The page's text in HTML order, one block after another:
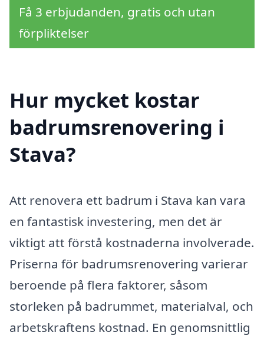
Få 3 erbjudanden, gratis och utan
förpliktelser
Hur mycket kostar
badrumsrenovering i
Stava?
Att renovera ett badrum i Stava kan vara
en fantastisk investering, men det är
viktigt att förstå kostnaderna involverade.
Priserna för badrumsrenovering varierar
beroende på flera faktorer, såsom
storleken på badrummet, materialval, och
arbetskraftens kostnad. En genomsnittlig